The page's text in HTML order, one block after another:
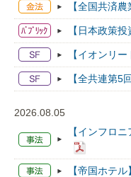
【全国共済
【日本政策
【イオンリ
【全共連第5
2026.08.05
【インフロ
【帝国ホテ